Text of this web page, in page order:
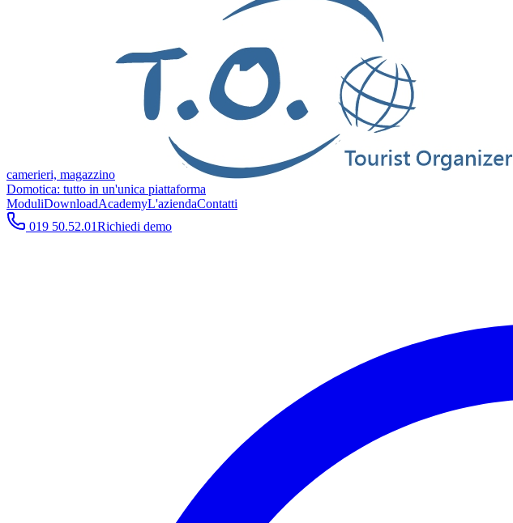
camerieri, magazzino
Domotica: tutto in un'unica piattaforma
ModuliDownloadAcademyL'aziendaContatti
019 50.52.01Richiedi demo